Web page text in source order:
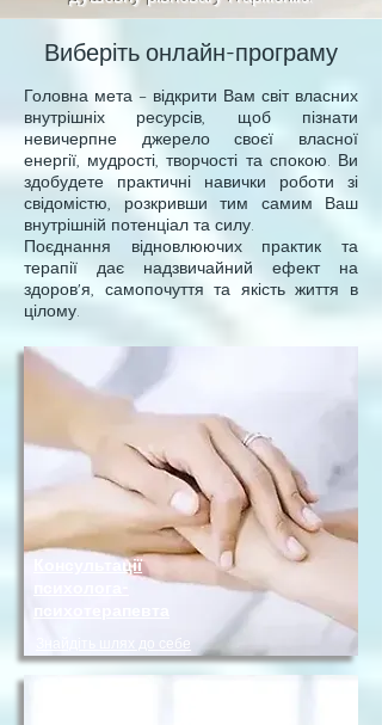
Виберіть онлайн-програму
Головна мета – відкрити Вам світ власних
внутрішніх ресурсів, щоб пізнати
невичерпне джерело своєї власної
енергії, мудрості, творчості та спокою. Ви
здобудете практичні навички роботи зі
свідомістю, розкривши тим самим Ваш
внутрішній потенціал та силу.
Поєднання відновлюючих практик та
терапії дає надзвичайний ефект на
здоров'я, самопочуття та якість життя в
цілому.
Консультації
Знайдіть шлях до себе